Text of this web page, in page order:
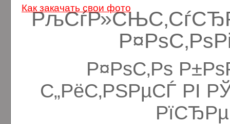
Р¤РѕС‚Рѕ
С„РёС‚РЅРµСЃ РІ
Как закачать свои фото